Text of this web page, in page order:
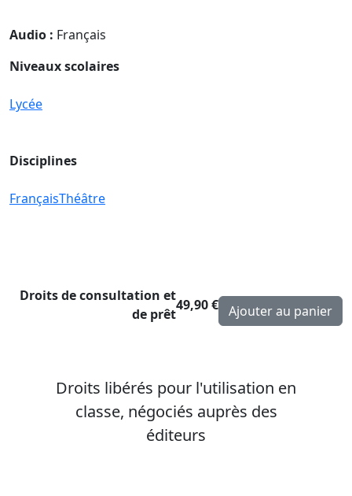
Audio : Français
Niveaux scolaires
Lycée
Disciplines
FrançaisThéâtre
Droits de consultation et
de prêt
49,90 €
Droits libérés pour l'utilisation en
classe, négociés auprès des
éditeurs